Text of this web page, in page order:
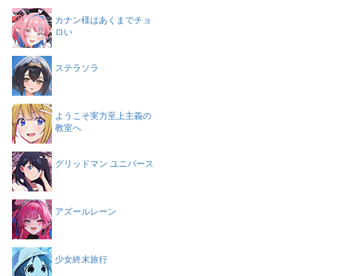
カナン様はあくまでチョ
ロい
ステラソラ
ようこそ実力至上主義の
教室へ
グリッドマン ユニバース
アズールレーン
少女終末旅行